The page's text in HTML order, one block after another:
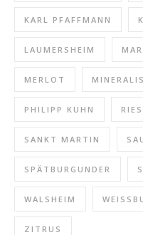
KARL PFAFFMANN
LAUMERSHEIM
MERLOT
PHILIPP KUHN
SANKT MARTIN
SPÄTBURGUNDER
WALSHEIM
ZITRUS